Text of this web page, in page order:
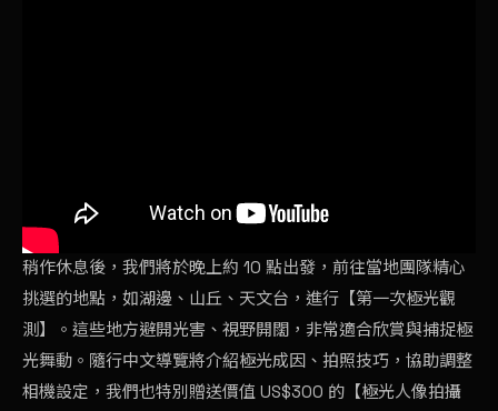
稍作休息後，我們將於晚上約 10 點出發，前往當地團隊精心
挑選的地點，如湖邊、山丘、天文台，進行【第一次極光觀
測】。這些地方避開光害、視野開闊，非常適合欣賞與捕捉極
光舞動。隨行中文導覽將介紹極光成因、拍照技巧，協助調整
相機設定，我們也特別贈送價值 US$300 的【極光人像拍攝